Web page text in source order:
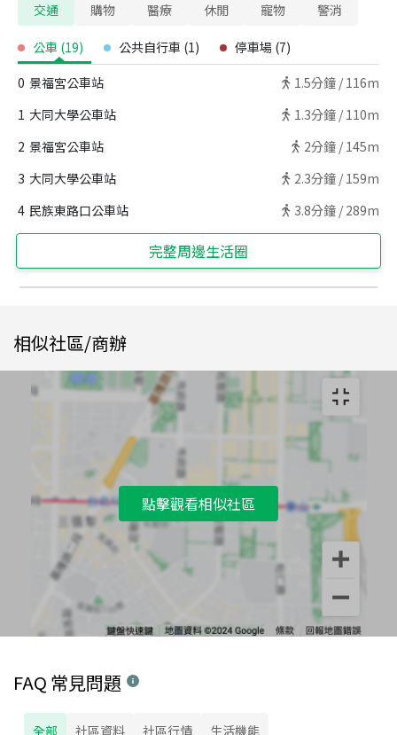
交通 購物 醫療 休閒 寵物 警消
公車 (19) 公共自行車 (1) 停車場 (7)
0 景福宮公車站 1.5分鐘 / 116m
1 大同大學公車站 1.3分鐘 / 110m
2 景福宮公車站 2分鐘 / 145m
3 大同大學公車站 2.3分鐘 / 159m
4 民族東路口公車站 3.8分鐘 / 289m
完整周邊生活圈
相似社區/商辦
點擊觀看相似社區
FAQ 常見問題
全部 社區資料 社區行情 生活機能